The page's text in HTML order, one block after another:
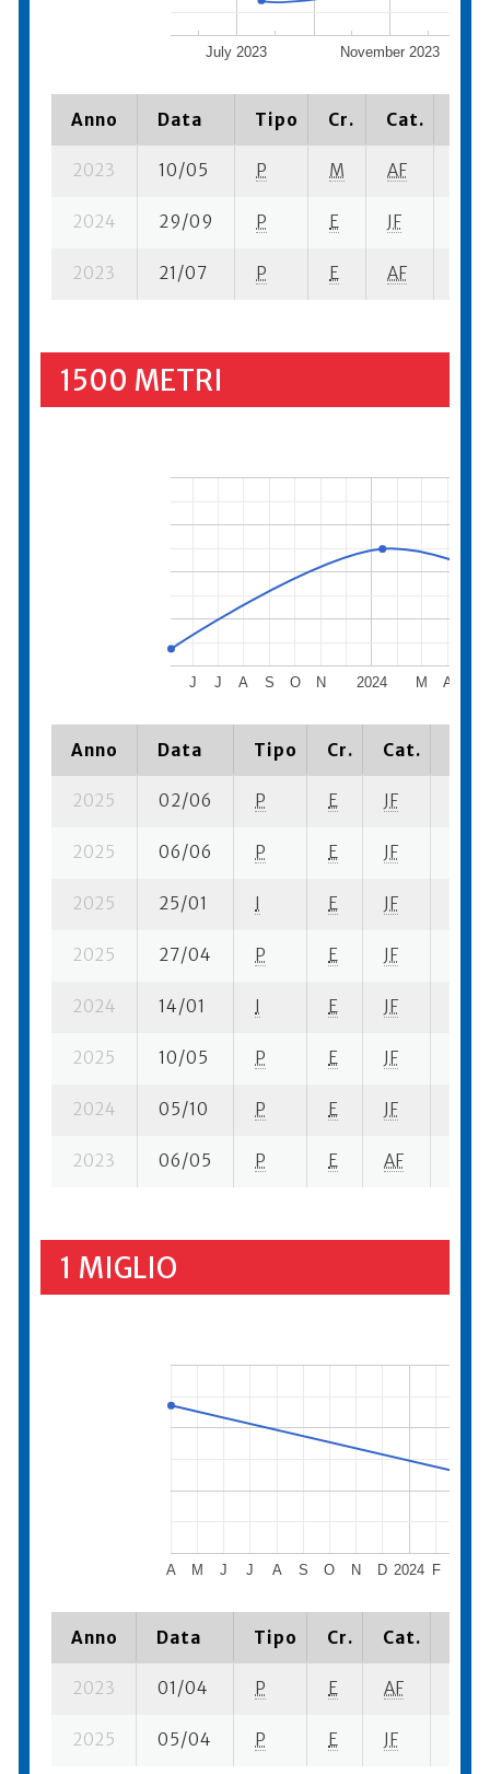
July 2023 November 2023
Anno Data Tipo Cr. Cat.
2023 10/05 P M AF
2024 29/09 P E JF
2023 21/07 P E AF
1500 METRI
2024
J J A S O N M A
Anno Data Tipo Cr. Cat.
2025 02/06 P E JF
2025 06/06 P E JF
2025 25/01 I E JF
2025 27/04 P E JF
2024 14/01 I E JF
2025 10/05 P E JF
2024 05/10 P E JF
2023 06/05 P E AF
1 MIGLIO
2024
A M J J A S O N D F
Anno Data Tipo Cr. Cat.
2023 01/04 P E AF
2025 05/04 P E JF